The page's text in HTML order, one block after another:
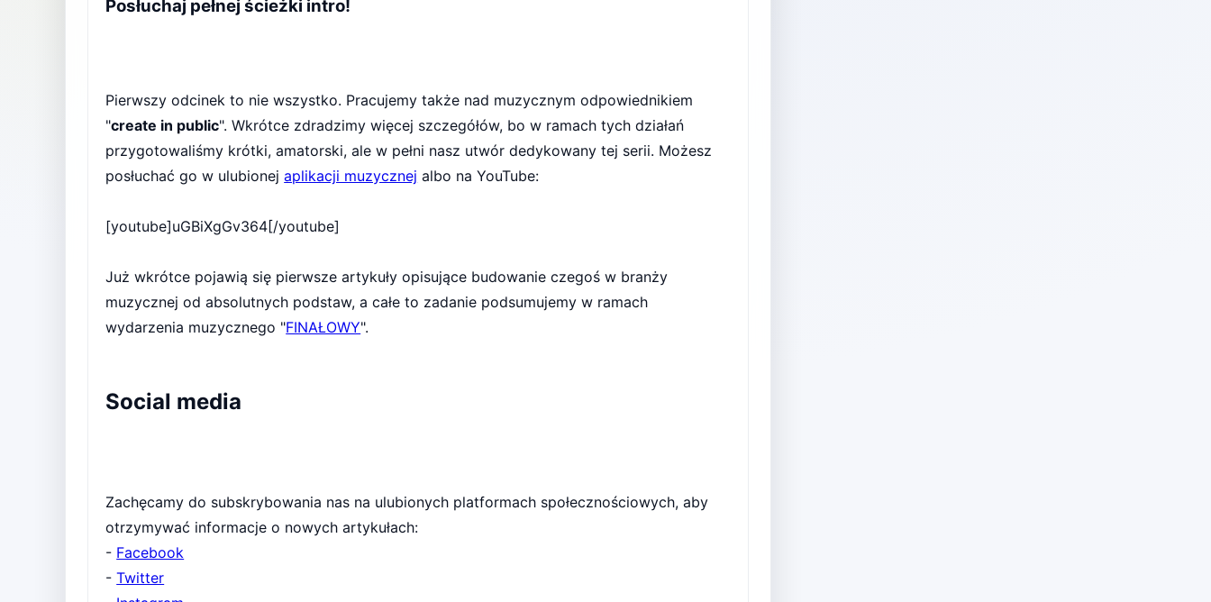
Posłuchaj pełnej ścieżki intro!
Pierwszy odcinek to nie wszystko. Pracujemy także nad muzycznym odpowiednikiem
"create in public". Wkrótce zdradzimy więcej szczegółów, bo w ramach tych działań
przygotowaliśmy krótki, amatorski, ale w pełni nasz utwór dedykowany tej serii. Możesz
posłuchać go w ulubionejaplikacji muzycznej albo na YouTube:
[youtube]uGBiXgGv364[/youtube]
Już wkrótce pojawią się pierwsze artykuły opisujące budowanie czegoś w branży
muzycznej od absolutnych podstaw, a całe to zadanie podsumujemy w ramach
wydarzenia muzycznego "FINAŁOWY".
Social media
Zachęcamy do subskrybowania nas na ulubionych platformach społecznościowych, aby
otrzymywać informacje o nowych artykułach:
- Facebook
-Twitter